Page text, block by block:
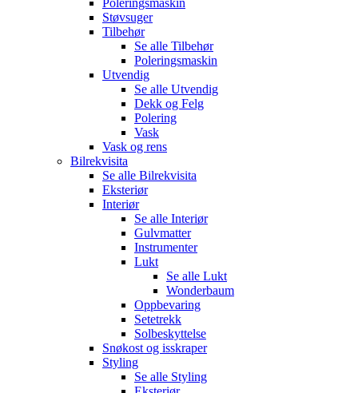
Støvsuger
Tilbehør
Se alle Tilbehør
Poleringsmaskin
Utvendig
Se alle Utvendig
Dekk og Felg
Polering
Vask
Vask og rens
Bilrekvisita
Se alle Bilrekvisita
Eksteriør
Interiør
Se alle Interiør
Gulvmatter
Instrumenter
Lukt
Se alle Lukt
Wonderbaum
Oppbevaring
Setetrekk
Solbeskyttelse
Snøkost og isskraper
Styling
Se alle Styling